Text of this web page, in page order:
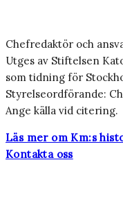
Chefredaktör och
Utges av Stiftelsen
som tidning för
Styrelseordförande:
Ange källa vid citering.
Läs mer om Km:s
Kontakta oss